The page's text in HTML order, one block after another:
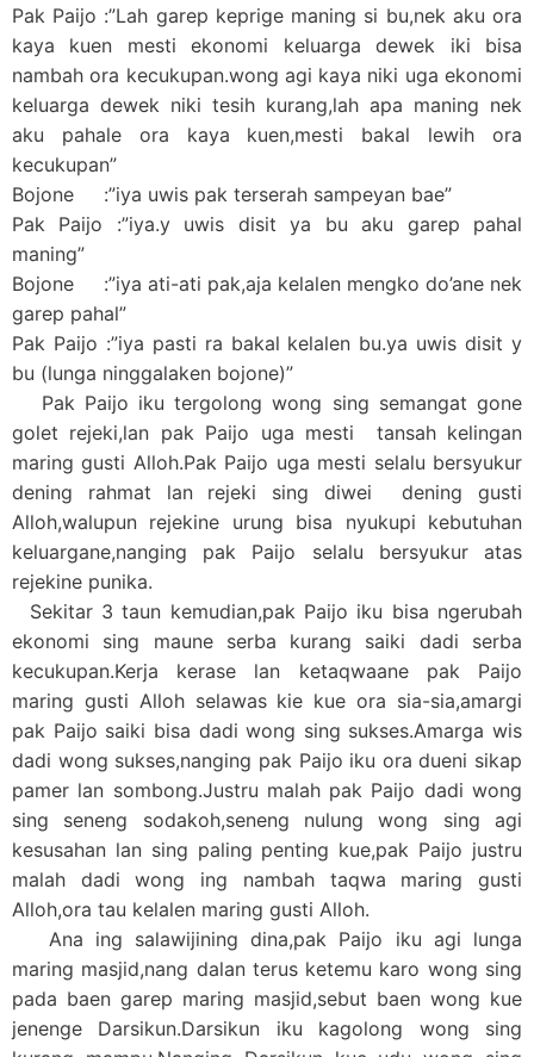
Pak Paijo :”Lah garep keprige maning si bu,nek aku ora
kaya kuen mesti ekonomi keluarga dewek iki bisa
nambah ora kecukupan.wong agi kaya niki uga ekonomi
keluarga dewek niki tesih kurang,lah apa maning nek
aku pahale ora kaya kuen,mesti bakal lewih ora
kecukupan”
Bojone :”iya uwis pak terserah sampeyan bae”
Pak Paijo :”iya.y uwis disit ya bu aku garep pahal
maning”
Bojone :”iya ati-ati pak,aja kelalen mengko do’ane nek
garep pahal”
Pak Paijo :”iya pasti ra bakal kelalen bu.ya uwis disit y
bu (lunga ninggalaken bojone)”
Pak Paijo iku tergolong wong sing semangat gone
golet rejeki,lan pak Paijo uga mesti tansah kelingan
maring gusti Alloh.Pak Paijo uga mesti selalu bersyukur
dening rahmat lan rejeki sing diwei dening gusti
Alloh,walupun rejekine urung bisa nyukupi kebutuhan
keluargane,nanging pak Paijo selalu bersyukur atas
rejekine punika.
Sekitar 3 taun kemudian,pak Paijo iku bisa ngerubah
ekonomi sing maune serba kurang saiki dadi serba
kecukupan.Kerja kerase lan ketaqwaane pak Paijo
maring gusti Alloh selawas kie kue ora sia-sia,amargi
pak Paijo saiki bisa dadi wong sing sukses.Amarga wis
dadi wong sukses,nanging pak Paijo iku ora dueni sikap
pamer lan sombong.Justru malah pak Paijo dadi wong
sing seneng sodakoh,seneng nulung wong sing agi
kesusahan lan sing paling penting kue,pak Paijo justru
malah dadi wong ing nambah taqwa maring gusti
Alloh,ora tau kelalen maring gusti Alloh.
Ana ing salawijining dina,pak Paijo iku agi lunga
maring masjid,nang dalan terus ketemu karo wong sing
pada baen garep maring masjid,sebut baen wong kue
jenenge Darsikun.Darsikun iku kagolong wong sing